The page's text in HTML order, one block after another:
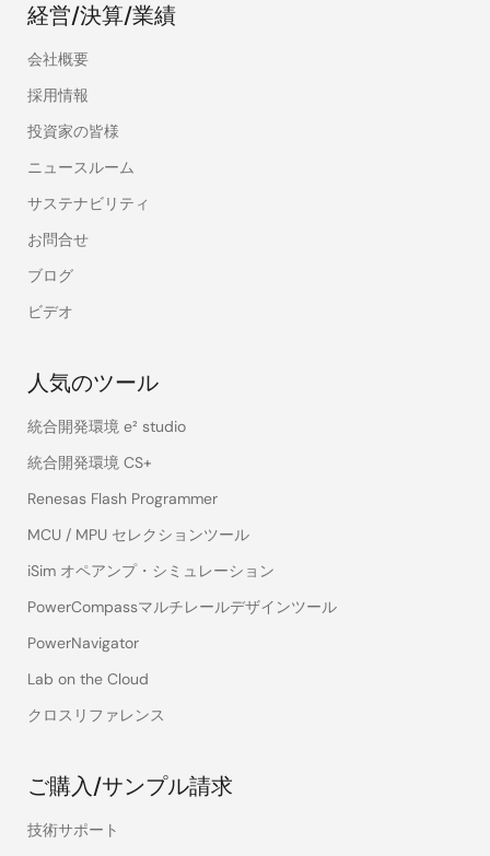
経営/決算/業績
会社概要
採用情報
投資家の皆様
ニュースルーム
サステナビリティ
お問合せ
ブログ
ビデオ
人気のツール
統合開発環境 e² studio
統合開発環境 CS+
Renesas Flash Programmer
MCU / MPU セレクションツール
iSim オペアンプ・シミュレーション
PowerCompassマルチレールデザインツール
PowerNavigator
Lab on the Cloud
クロスリファレンス
ご購入/サンプル請求
技術サポート